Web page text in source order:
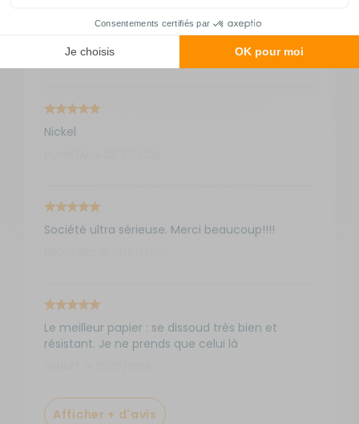
PAGNANI, le 01/08/2026
Nickel
Société ultra sérieuse. Merci beaucoup!!!!
Le meilleur papier : se dissoud très bien et
résistant. Je ne prends que celui là
Afficher + d'avis